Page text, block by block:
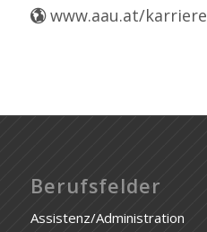
www.aau.at/karriere
Berufsfelder
Assistenz/Administration